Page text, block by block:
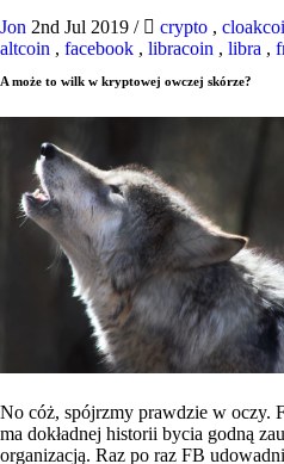
Jon 2nd Jul 2019 / crypto ,
altcoin , facebook , libracoin , libra ,
A może to wilk w kryptowej owczej skórze?
No cóż, spójrzmy prawdzie w oczy.
ma dokładnej historii bycia godną
organizacją. Raz po raz FB